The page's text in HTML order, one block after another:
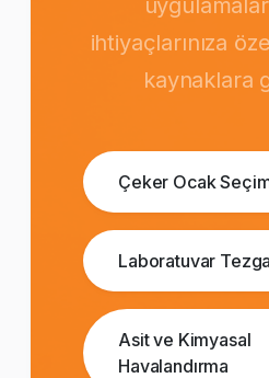
ihtiyaçlarınıza
kaynaklara
Çeker Ocak
Laboratuvar
Asit ve Kimyasal
Havalandırma